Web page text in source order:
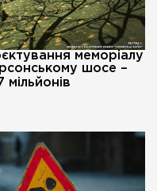
меморіалу
шосе –